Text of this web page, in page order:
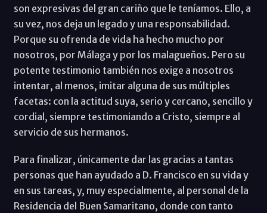
son expresivas del gran cariño que le teníamos. Ello, a
su vez, nos deja un legado y una responsabilidad.
Porque su ofrenda de vida ha hecho mucho por
nosotros, por Málaga y por los malagueños. Pero su
potente testimonio también nos exige a nosotros
intentar, al menos, imitar alguna de sus múltiples
facetas: con la actitud suya, serio y cercano, sencillo y
cordial, siempre testimoniando a Cristo, siempre al
servicio de sus hermanos.
Para finalizar, únicamente dar las gracias a tantas
personas que han ayudado a D. Francisco en su vida y
en sus tareas, y, muy especialmente, al personal de la
Residencia del Buen Samaritano, donde con tanto